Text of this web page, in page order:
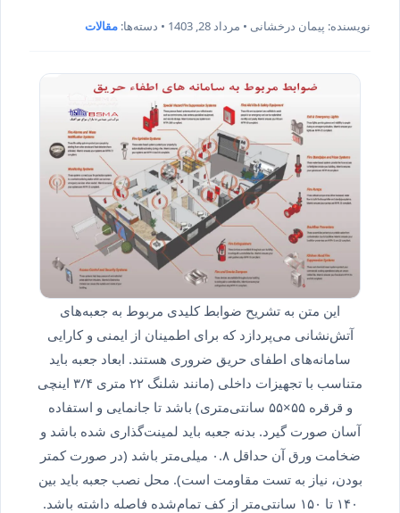
نویسنده: پیمان درخشانی • مرداد 28, 1403 • دسته‌ها: مقالات
این متن به تشریح ضوابط کلیدی مربوط به جعبه‌های
آتش‌نشانی می‌پردازد که برای اطمینان از ایمنی و کارایی
سامانه‌های اطفای حریق ضروری هستند. ابعاد جعبه باید
متناسب با تجهیزات داخلی (مانند شلنگ ۲۲ متری ۳/۴ اینچی
و قرقره ۵۵×۵۵ سانتی‌متری) باشد تا جانمایی و استفاده
آسان صورت گیرد. بدنه جعبه باید لمینت‌گذاری شده باشد و
ضخامت ورق آن حداقل ۰.۸ میلی‌متر باشد (در صورت کمتر
بودن، نیاز به تست مقاومت است). محل نصب جعبه باید بین
۱۴۰ تا ۱۵۰ سانتی‌متر از کف تمام‌شده فاصله داشته باشد.